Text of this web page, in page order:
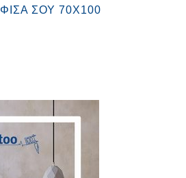
ΣΟΥ 70Χ100